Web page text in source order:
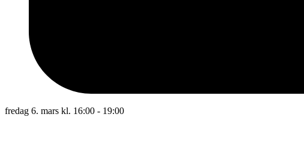
fredag 6. mars kl. 16:00 - 19:00